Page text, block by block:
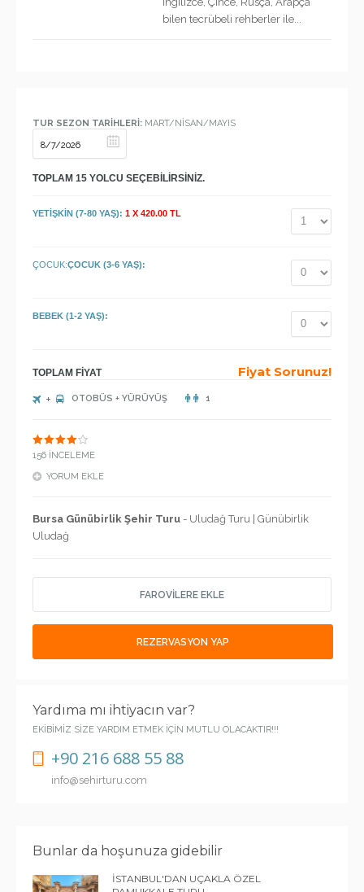
bilen tecrübeli rehberler ile...
TUR SEZON TARİHLERİ: MART/NİSAN/MAYIS
TOPLAM 15 YOLCU SEÇEBİLİRSİNİZ.
YETİŞKİN (7-80 YAŞ): 1 X 420.00 TL
ÇOCUK:ÇOCUK (3-6 YAŞ):
BEBEK (1-2 YAŞ):
TOPLAM FİYAT Fiyat Sorunuz!
OTOBÜS + YÜRÜYÜŞ 1
156 İNCELEME
YORUM EKLE
Bursa Günübirlik Şehir Turu - Uludağ Turu | Günübirlik
Uludağ
FAROVİLERE EKLE
REZERVASYON YAP
Yardıma mı ihtiyacın var?
EKİBİMİZ SİZE YARDIM ETMEK İÇİN MUTLU OLACAKTIR!!!
+90 216 688 55 88
info@sehirturu.com
Bunlar da hoşunuza gidebilir
İSTANBUL'DAN UÇAKLA ÖZEL